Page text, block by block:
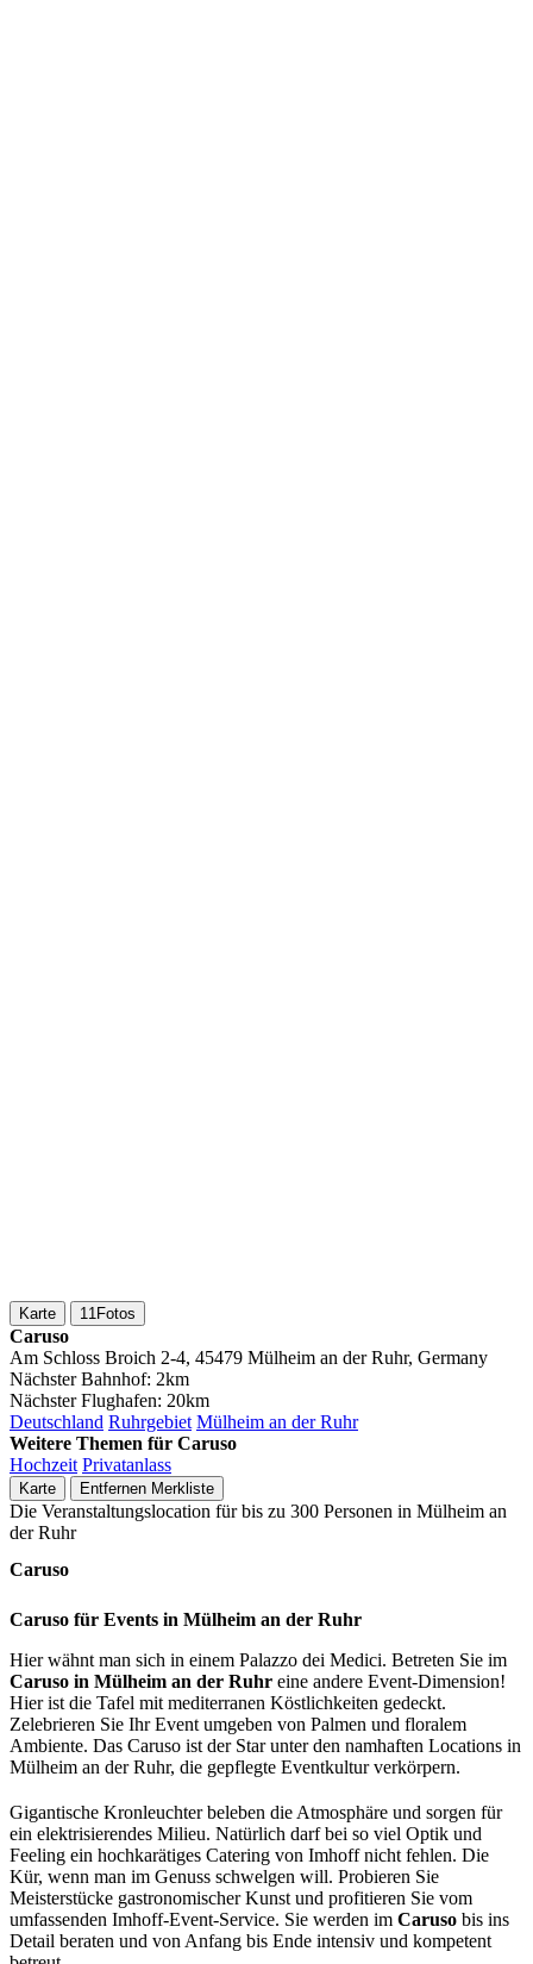
Karte 11Fotos
Caruso
Am Schloss Broich 2-4, 45479 Mülheim an der Ruhr, Germany
Nächster Bahnhof: 2km
Nächster Flughafen: 20km
Deutschland Ruhrgebiet Mülheim an der Ruhr
Weitere Themen für Caruso
Hochzeit Privatanlass
Karte Entfernen Merkliste
Die Veranstaltungslocation für bis zu 300 Personen in Mülheim an
der Ruhr
Caruso
Caruso für Events in Mülheim an der Ruhr
Hier wähnt man sich in einem Palazzo dei Medici. Betreten Sie im
Caruso in Mülheim an der Ruhr eine andere Event-Dimension!
Hier ist die Tafel mit mediterranen Köstlichkeiten gedeckt.
Zelebrieren Sie Ihr Event umgeben von Palmen und floralem
Ambiente. Das Caruso ist der Star unter den namhaften Locations in
Mülheim an der Ruhr, die gepflegte Eventkultur verkörpern.
Gigantische Kronleuchter beleben die Atmosphäre und sorgen für
ein elektrisierendes Milieu. Natürlich darf bei so viel Optik und
Feeling ein hochkarätiges Catering von Imhoff nicht fehlen. Die
Kür, wenn man im Genuss schwelgen will. Probieren Sie
Meisterstücke gastronomischer Kunst und profitieren Sie vom
umfassenden Imhoff-Event-Service. Sie werden im Caruso bis ins
Detail beraten und von Anfang bis Ende intensiv und kompetent